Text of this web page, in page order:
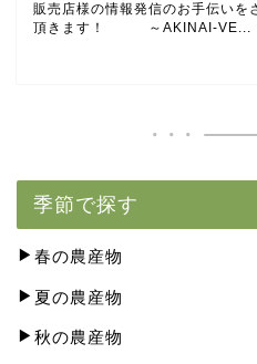
販売店様の情報発信のお手伝いを
頂きます！ ～AKINAI-VE...
季節で探す
春の農産物
夏の農産物
秋の農産物